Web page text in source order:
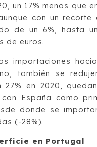
un 17% menos que
con un recorte
de un 6%, hasta
de euros.
importaciones
también se
27% en 2020,
España como
donde se
(-28%).
en Portugal